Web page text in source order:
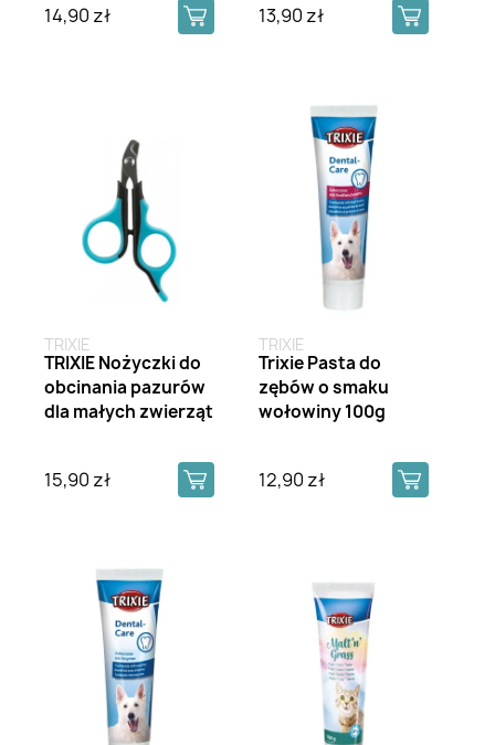
14,90 zł 13,90 zł
TRIXIE
TRIXIE Nożyczki do
obcinania pazurów
dla małych zwierząt
15,90 zł
TRIXIE
Trixie Pasta do
zębów o smaku
wołowiny 100g
12,90 zł